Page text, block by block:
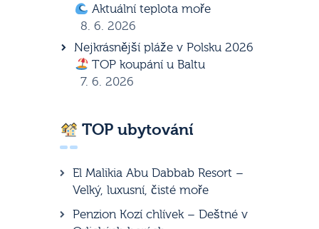
Aktuální teplota moře
8. 6. 2026
Nejkrásnější pláže v Polsku 2026
TOP koupání u Baltu
7. 6. 2026
TOP ubytování
El Malikia Abu Dabbab Resort –
Velký, luxusní, čisté moře
Penzion Kozí chlívek – Deštné v